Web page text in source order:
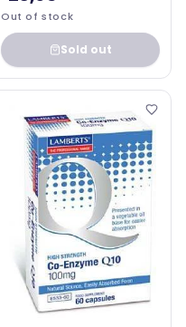
Out of stock
Sold out